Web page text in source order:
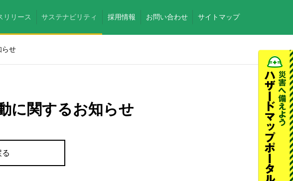
リリース サステナビリティ 採用情報 お問い合わせ サイトマップ
らせ
に関するお知らせ